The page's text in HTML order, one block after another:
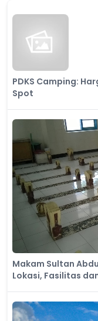
PDKS Camping:
Spot
Makam Sultan
Lokasi, Fasilitas